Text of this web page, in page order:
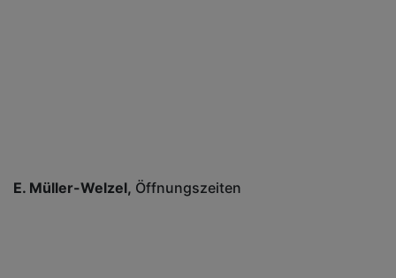
E. Müller-Welzel Öffnungszeiten